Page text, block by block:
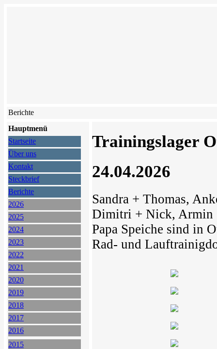
Berichte
Hauptmenü
Startseite
Über uns
Kontakt
Steckbrief
Berichte
2026
2025
2024
2023
2022
2021
2020
2019
2018
2017
2016
2015
Trainingslager
24.04.2026
Sandra + Thomas,
Dimitri + Nick, Armin
Papa Speiche sind in
Rad- und